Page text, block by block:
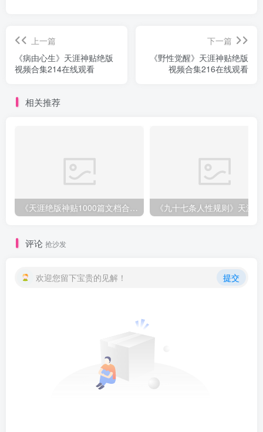
上一篇
《病由心生》天涯神贴绝版
视频合集214在线观看
下一篇
《野性觉醒》天涯神贴绝版
视频合集216在线观看
相关推荐
《天涯绝版神贴1000篇文档合集》深度挖掘神仙级资源下载
评论 抢沙发
欢迎您留下宝贵的见解！ 提交